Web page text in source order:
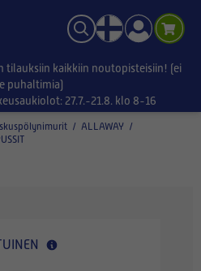
tilauksiin kaikkiin noutopisteisiin! (ei
puhaltimia)
27.7.-21.8. klo 8-16
/ ALLAWAY /